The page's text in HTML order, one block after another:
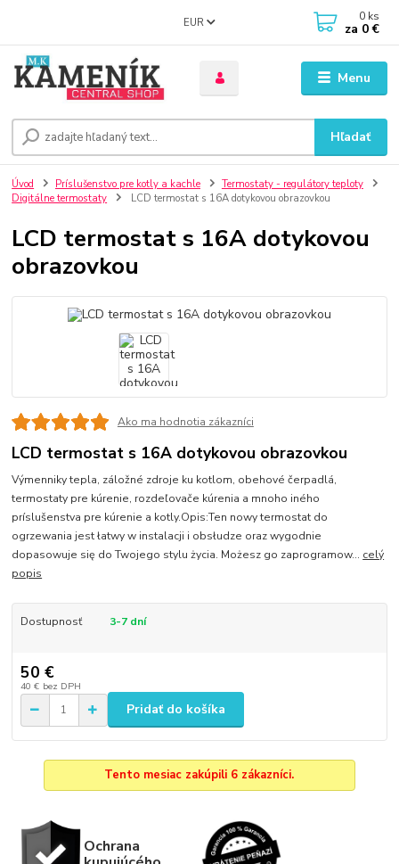
Menu
EUR
Hľadať
0 ks
za 0 €
Úvod Príslušenstvo pre kotly a kachle
Termostaty - regulátory teploty
Digitálne termostaty
LCD termostat s 16A dotykovou obrazovkou
LCD termostat s 16A dotykovou
obrazovkou
Ako ma hodnotia zákazníci
LCD termostat s 16A dotykovou obrazovkou
Výmenniky tepla, záložné zdroje ku kotlom, obehové čerpadlá,
termostaty pre kúrenie, rozdeľovače kúrenia a mnoho iného
príslušenstva pre kúrenie a kotly.Opis:Ten nowy termostat do
ogrzewania jest łatwy w instalacji i obsłudze oraz wygodnie
dopasowuje się do Twojego stylu życia. Możesz go zaprogramow... celý
popis
Dostupnosť 3-7 dní
50 €
40 € bez DPH
Pridať do košíka
Tento mesiac zakúpili 6 zákazníci.
Ochrana